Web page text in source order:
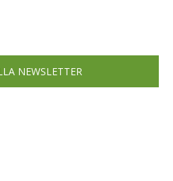
NEWSLETTER